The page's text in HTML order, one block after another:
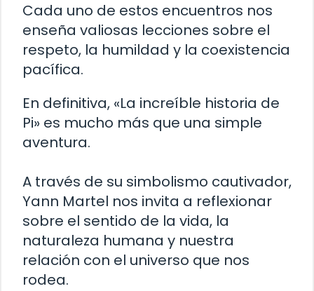
Cada uno de estos encuentros nos
enseña valiosas lecciones sobre el
respeto, la humildad y la coexistencia
pacífica.
En definitiva, «La increíble historia de
Pi» es mucho más que una simple
aventura.
A través de su simbolismo cautivador,
Yann Martel nos invita a reflexionar
sobre el sentido de la vida, la
naturaleza humana y nuestra
relación con el universo que nos
rodea.